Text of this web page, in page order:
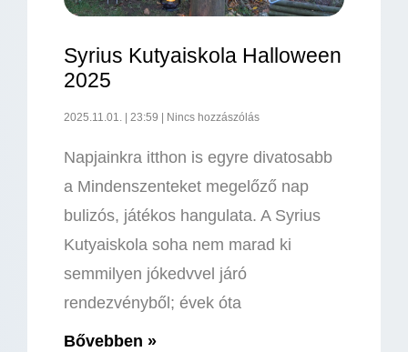
Syrius Kutyaiskola Halloween
2025
2025.11.01. 23:59 Nincs hozzászólás
Napjainkra itthon is egyre divatosabb
a Mindenszenteket megelőző nap
bulizós, játékos hangulata. A Syrius
Kutyaiskola soha nem marad ki
semmilyen jókedvvel járó
rendezvényből; évek óta
Bővebben »